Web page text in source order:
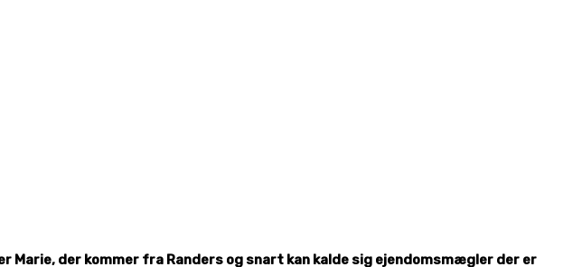
Marie, der kommer fra Randers og snart kan kalde sig ejendomsmægler der er